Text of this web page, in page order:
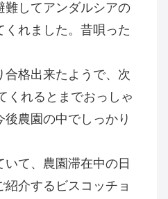
難してアンダルシアの
れました。昔唄った
格出来たようで、次
くれるとまでおっしゃ
農園の中でしっかり
て、農園滞在中の日
介するビスコッチョ